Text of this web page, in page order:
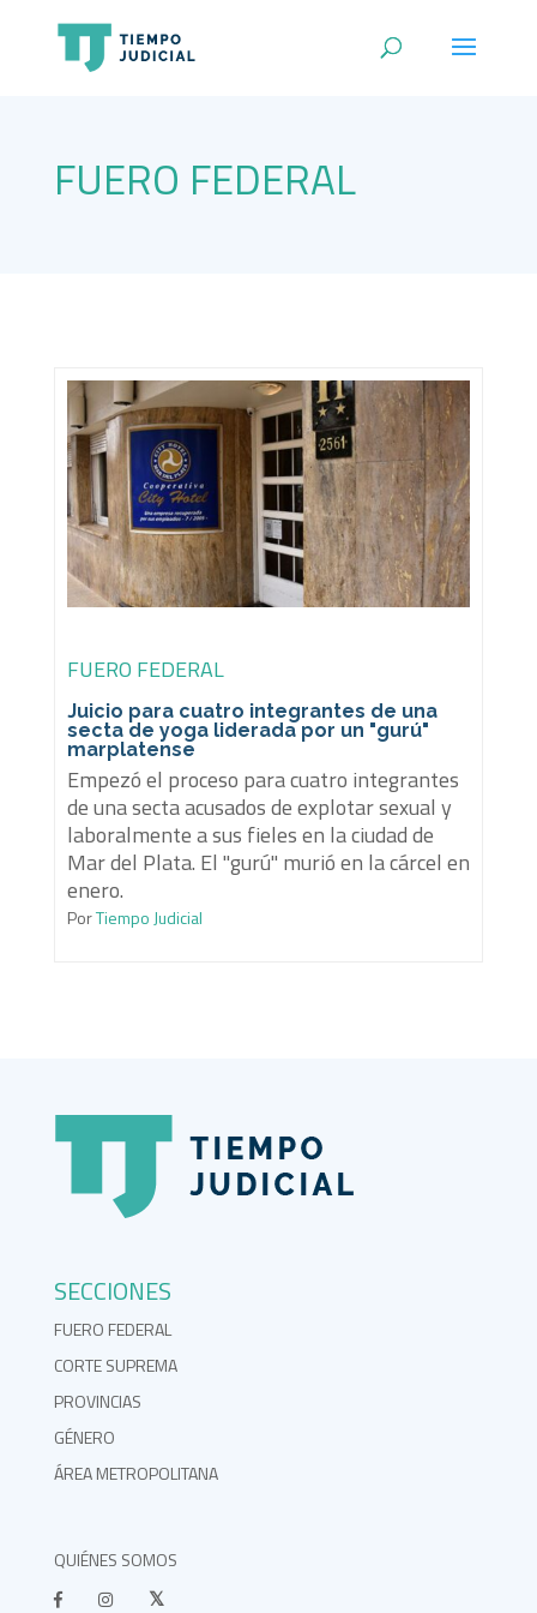
FUERO FEDERAL
FUERO FEDERAL
Juicio para cuatro integrantes de una
secta de yoga liderada por un "gurú"
marplatense
Empezó el proceso para cuatro integrantes
de una secta acusados de explotar sexual y
laboralmente a sus fieles en la ciudad de
Mar del Plata. El "gurú" murió en la cárcel en
enero.
PorTiempo Judicial
SECCIONES
FUERO FEDERAL
CORTE SUPREMA
PROVINCIAS
GÉNERO
ÁREA METROPOLITANA
QUIÉNES SOMOS